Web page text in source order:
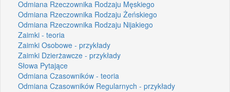
Odmiana Rzeczownika Rodzaju Męskiego
Odmiana Rzeczownika Rodzaju Żeńskiego
Odmiana Rzeczownika Rodzaju Nijakiego
Zaimki - teoria
Zaimki Osobowe - przykłady
Zaimki Dzierżawcze - przykłady
Słowa Pytające
Odmiana Czasowników - teoria
Odmiana Czasowników Regularnych - przykłady